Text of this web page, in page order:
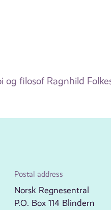
filosof Ragnhild
Postal address
Norsk Regnesentral
P.O. Box 114 Blindern